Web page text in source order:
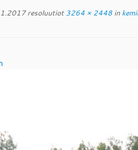
resoluutiot3264 × 2448 in